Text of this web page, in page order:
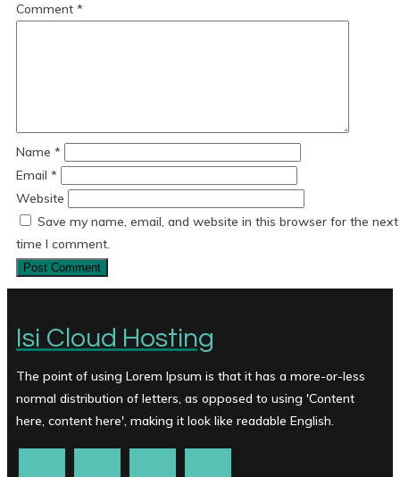
Comment *
Name *
Email *
Website
Save my name, email, and website in this browser for the next
time I comment.
Isi Cloud Hosting
The point of using Lorem Ipsum is that it has a more-or-less
normal distribution of letters, as opposed to using 'Content
here, content here', making it look like readable English.